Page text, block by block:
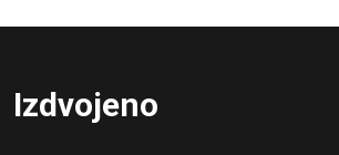
Izdvojeno